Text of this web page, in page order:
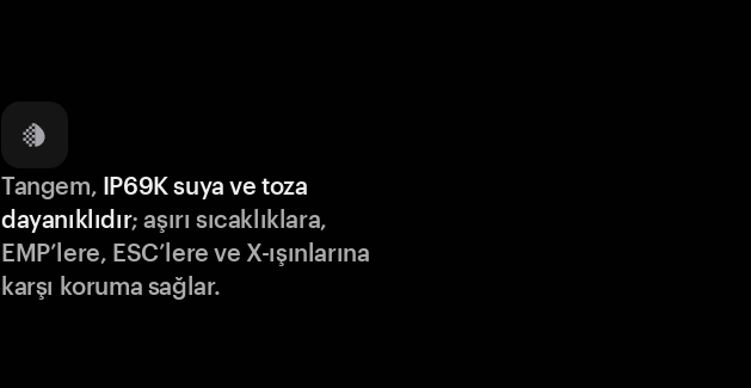
Tangem, IP69K suya ve toza
dayanıklıdır; aşırı sıcaklıklara,
EMP’lere, ESC’lere ve X-ışınlarına
karşı koruma sağlar.